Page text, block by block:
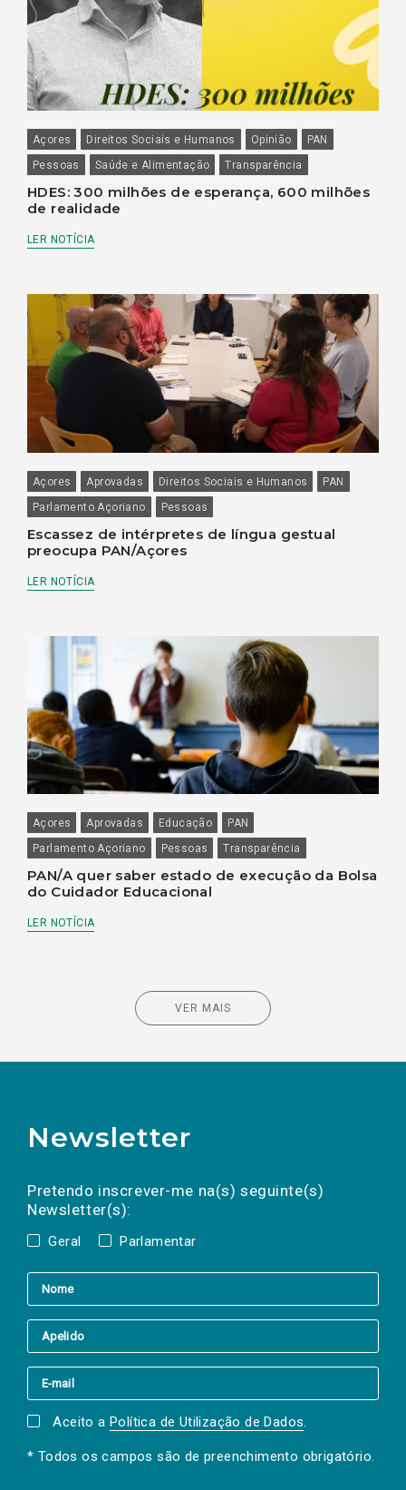
Açores Direitos Sociais e Humanos Opinião
PAN
Pessoas
Saúde e Alimentação Transparência
HDES: 300 milhões de esperança, 600 milhões
de realidade
LER NOTÍCIA
Açores Aprovadas Direitos Sociais e Humanos
PAN
Parlamento Açoriano
Pessoas
Escassez de intérpretes de língua gestual
preocupa PAN/Açores
LER NOTÍCIA
Açores Aprovadas Educação
PAN
Parlamento Açoriano
Pessoas Transparência
PAN/A quer saber estado de execução da Bolsa
do Cuidador Educacional
LER NOTÍCIA
VER MAIS
Newsletter
Pretendo inscrever-me na(s) seguinte(s)
Newsletter(s):
Geral Parlamentar
a(s) newsletter(s).
mail
Aceito a Política de Utilização de Dados.
* Todos os campos são de preenchimento obrigatório.